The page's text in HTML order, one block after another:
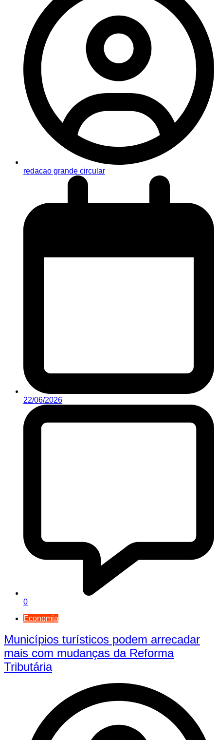
redacao grande circular
22/06/2026
0
Economia
Municípios turísticos podem arrecadar
mais com mudanças da Reforma
Tributária